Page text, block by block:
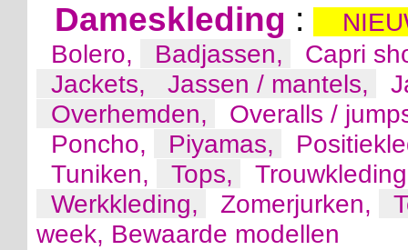
Dameskleding :
Bolero,
Badjassen,
Capri
Jackets,
Jassen / mantels,
Overhemden,
Overalls /
Poncho,
Piyamas,
Tuniken,
Tops,
Werkkleding,
Zomerjurken,
week, Bewaarde modellen